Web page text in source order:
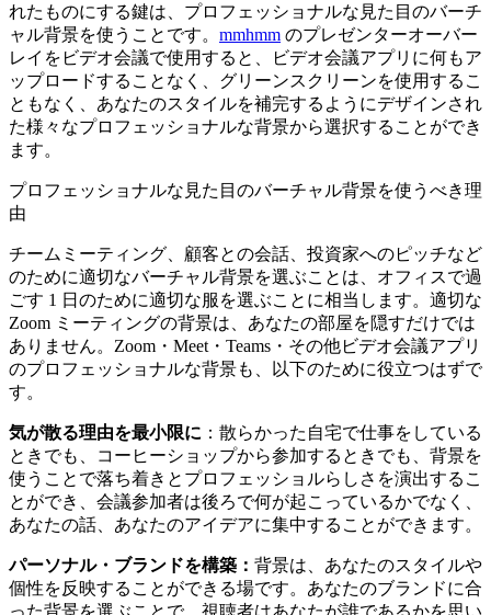
れたものにする鍵は、プロフェッショナルな見た目のバーチ
ャル背景を使うことです。 mmhmm のプレゼンターオーバー
レイをビデオ会議で使用すると、ビデオ会議アプリに何もア
ップロードすることなく、グリーンスクリーンを使用するこ
ともなく、あなたのスタイルを補完するようにデザインされ
た様々なプロフェッショナルな背景から選択することができ
ます。
プロフェッショナルな見た目のバーチャル背景を使うべき理
由
チームミーティング、顧客との会話、投資家へのピッチなど
のために適切なバーチャル背景を選ぶことは、オフィスで過
ごす 1 日のために適切な服を選ぶことに相当します。適切な
Zoom ミーティングの背景は、あなたの部屋を隠すだけでは
ありません。Zoom・Meet・Teams・その他ビデオ会議アプリ
のプロフェッショナルな背景も、以下のために役立つはずで
す。
気が散る理由を最小限に ：散らかった自宅で仕事をしている
ときでも、コーヒーショップから参加するときでも、背景を
使うことで落ち着きとプロフェッショルらしさを演出するこ
とができ、会議参加者は後ろで何が起こっているかでなく、
あなたの話、あなたのアイデアに集中することができます。
パーソナル・ブランドを構築： 背景は、あなたのスタイルや
個性を反映することができる場です。あなたのブランドに合
った背景を選ぶことで、視聴者はあなたが誰であるかを思い